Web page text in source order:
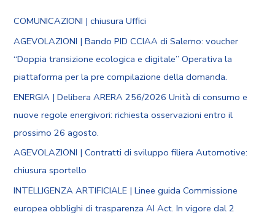
COMUNICAZIONI | chiusura Uffici
AGEVOLAZIONI | Bando PID CCIAA di Salerno: voucher
“Doppia transizione ecologica e digitale” Operativa la
piattaforma per la pre compilazione della domanda.
ENERGIA | Delibera ARERA 256/2026 Unità di consumo e
nuove regole energivori: richiesta osservazioni entro il
prossimo 26 agosto.
AGEVOLAZIONI | Contratti di sviluppo filiera Automotive:
chiusura sportello
INTELLIGENZA ARTIFICIALE | Linee guida Commissione
europea obblighi di trasparenza AI Act. In vigore dal 2